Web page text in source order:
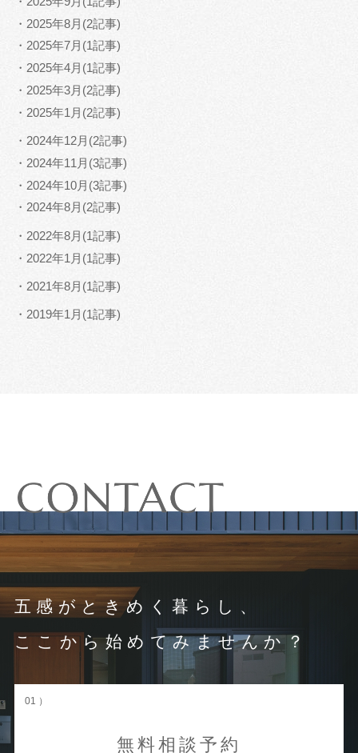
・2025年8月(2記事)
・2025年7月(1記事)
・2025年4月(1記事)
・2025年3月(2記事)
・2025年1月(2記事)
・2024年12月(2記事)
・2024年11月(3記事)
・2024年10月(3記事)
・2024年8月(2記事)
・2022年8月(1記事)
・2022年1月(1記事)
・2021年8月(1記事)
・2019年1月(1記事)
五感がときめく暮らし、
ここから始めてみませんか？
01 ）
無料相談予約